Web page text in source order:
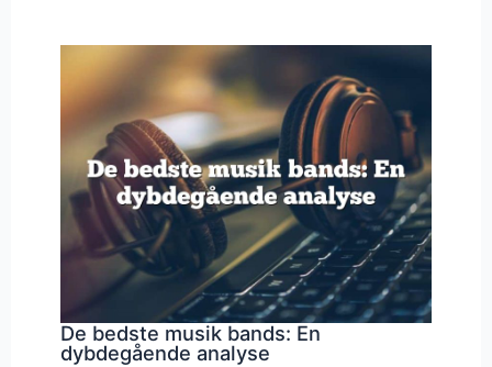
De bedste musik bands: En
dybdegående analyse